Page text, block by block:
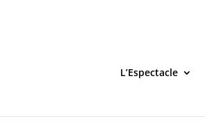
L’Espectacle